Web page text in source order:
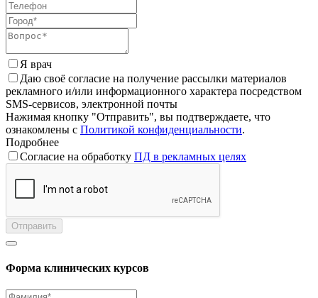
Я врач
Даю своё согласие на получение рассылки материалов
рекламного и/или информационного характера посредством
SMS-сервисов, электронной почты
Нажимая кнопку "Отправить", вы подтверждаете, что
ознакомлены с Политикой конфиденциальности.
Подробнее
Согласие на обработку ПД в рекламных целях
Отправить
Форма клинических курсов